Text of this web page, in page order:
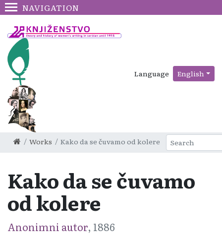
NAVIGATION
Language English
Works Kako da se čuvamo od kolere
Kako da se čuvamo
od kolere
Anonimni autor, 1886